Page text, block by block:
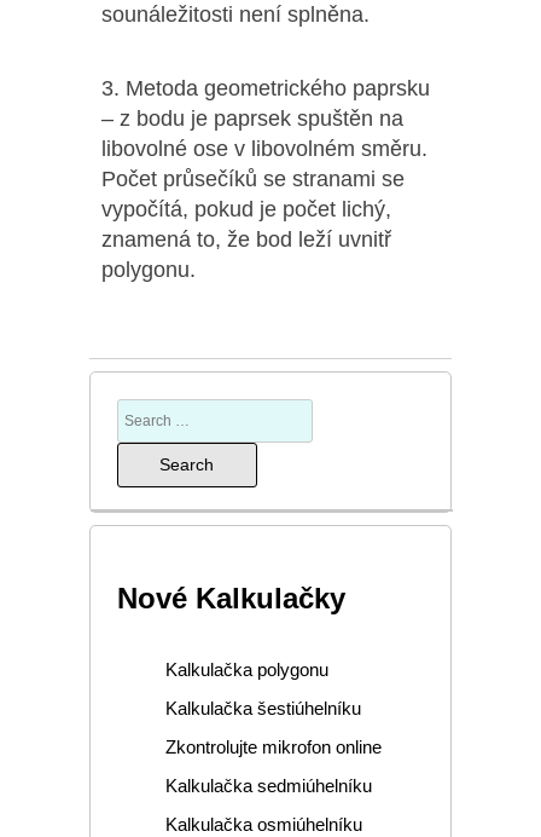
sounáležitosti není splněna.
3. Metoda geometrického paprsku
– z bodu je paprsek spuštěn na
libovolné ose v libovolném směru.
Počet průsečíků se stranami se
vypočítá, pokud je počet lichý,
znamená to, že bod leží uvnitř
polygonu.
Nové Kalkulačky
Kalkulačka polygonu
Kalkulačka šestiúhelníku
Zkontrolujte mikrofon online
Kalkulačka sedmiúhelníku
Kalkulačka osmiúhelníku